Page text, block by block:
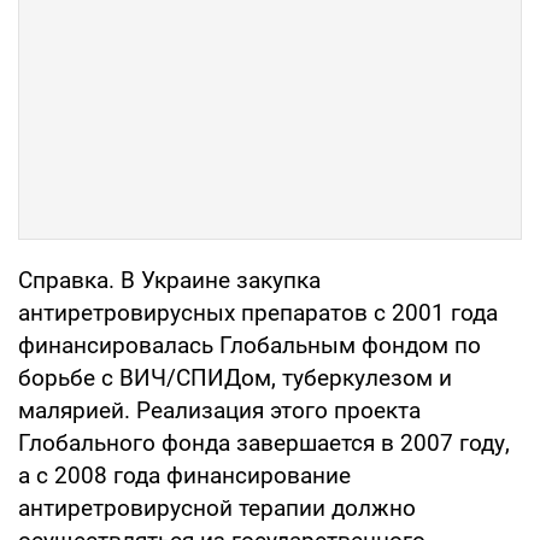
Справка. В Украине закупка
антиретровирусных препаратов с 2001 года
финансировалась Глобальным фондом по
борьбе с ВИЧ/СПИДом, туберкулезом и
малярией. Реализация этого проекта
Глобального фонда завершается в 2007 году,
а с 2008 года финансирование
антиретровирусной терапии должно